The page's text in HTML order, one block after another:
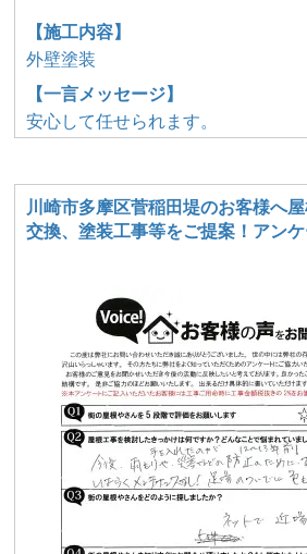
【施工内容】
外壁塗装
【一言メッセージ】
安心して任せられます。
川崎市多摩区菅稲田堤のお客様へ
交換、塗装工事等をご提案！アン